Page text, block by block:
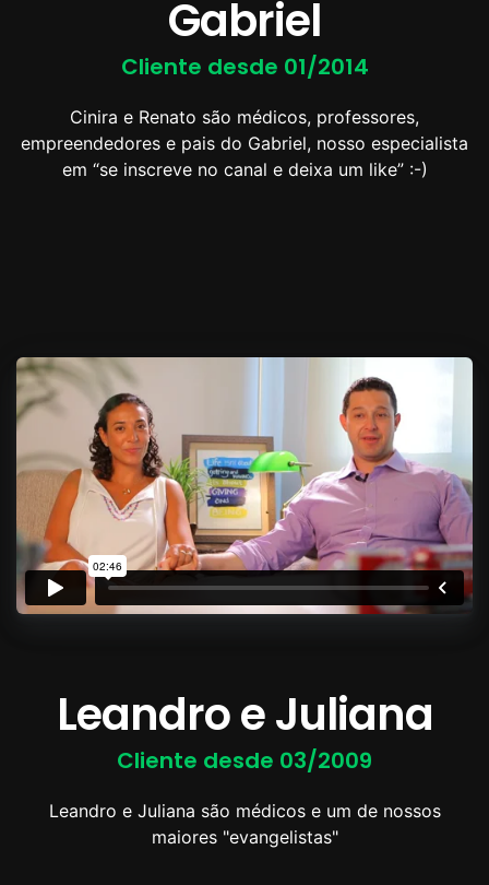
Gabriel
Cliente desde 01/2014
Cinira e Renato são médicos, professores,
empreendedores e pais do Gabriel, nosso especialista
em “se inscreve no canal e deixa um like” :-)
Leandro e Juliana
Cliente desde 03/2009
Leandro e Juliana são médicos e um de nossos
maiores "evangelistas"